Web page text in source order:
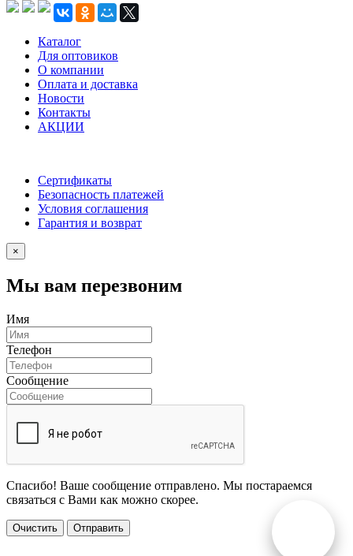
Каталог
Для оптовиков
О компании
Оплата и доставка
Новости
Контакты
АКЦИИ
Сертификаты
Безопасность платежей
Условия соглашения
Гарантия и возврат
×
Мы вам перезвоним
Имя
Телефон
Сообщение
Спасибо! Ваше сообщение отправлено. Мы постараемся
связаться с Вами как можно скорее.
Очистить Отправить